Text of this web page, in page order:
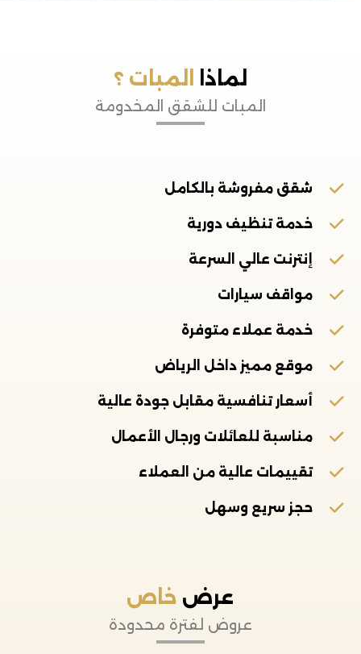
لماذا المبات ؟
المبات للشقق المخدومة
شقق مفروشة بالكامل
خدمة تنظيف دورية
إنترنت عالي السرعة
مواقف سيارات
خدمة عملاء متوفرة
موقع مميز داخل الرياض
أسعار تنافسية مقابل جودة عالية
مناسبة للعائلات ورجال الأعمال
تقييمات عالية من العملاء
حجز سريع وسهل
عرض خاص
عروض لفترة محدودة